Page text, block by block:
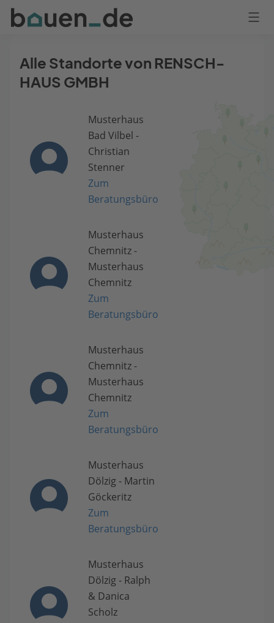
Bauen
Logo
Alle Standorte von RENSCH-
HAUS GMBH
Musterhaus
Bad Vilbel -
Christian
Stenner
Zum
Beratungsbüro
Musterhaus
Chemnitz -
Musterhaus
Chemnitz
Zum
Beratungsbüro
Musterhaus
Chemnitz -
Musterhaus
Chemnitz
Zum
Beratungsbüro
Musterhaus
Dölzig - Martin
Göckeritz
Zum
Beratungsbüro
Musterhaus
Dölzig - Ralph
& Danica
Scholz